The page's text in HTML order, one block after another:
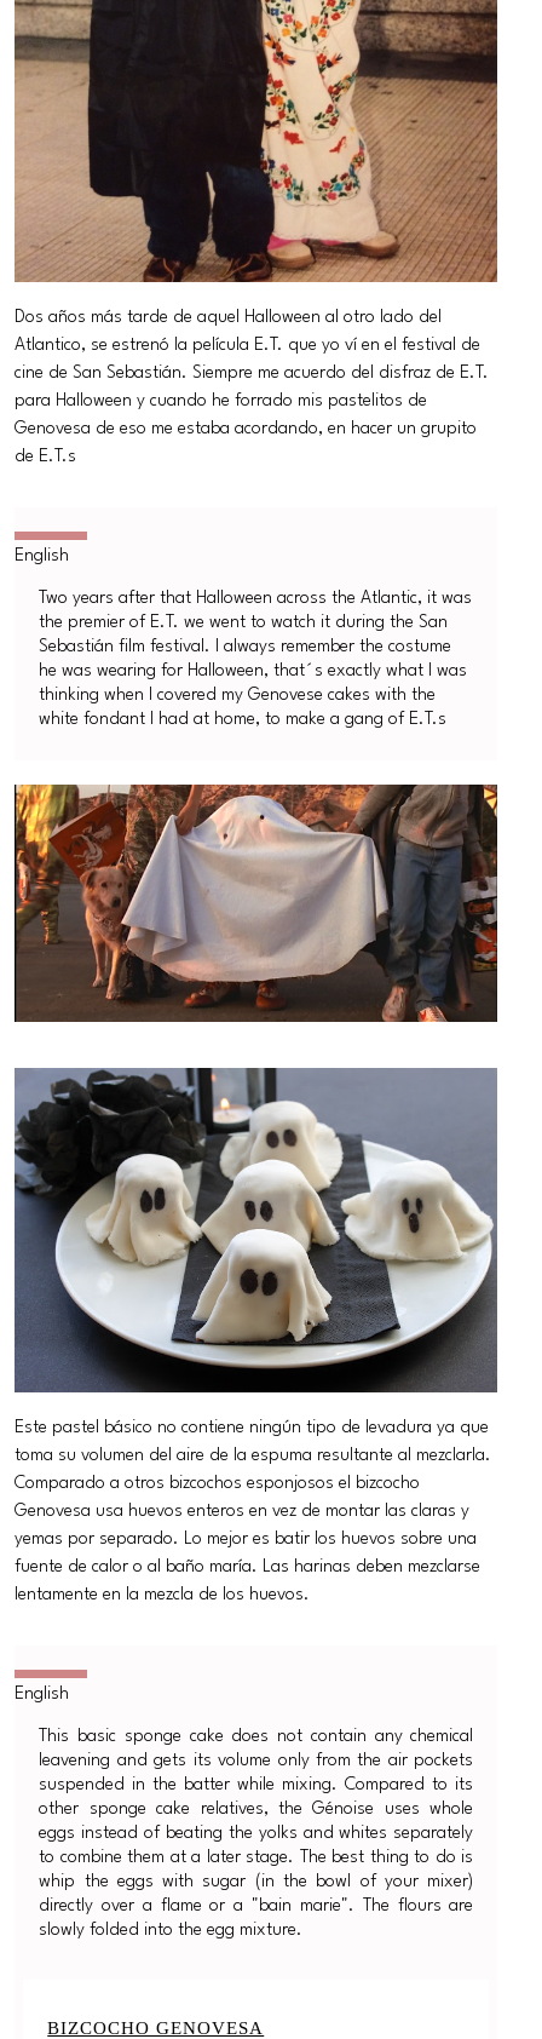
Dos años más tarde de aquel Halloween al otro lado del
Atlantico, se estrenó la película E.T. que yo ví en el festival de
cine de San Sebastián. Siempre me acuerdo del disfraz de E.T.
para Halloween y cuando he forrado mis pastelitos de
Genovesa de eso me estaba acordando, en hacer un grupito
de E.T.s
Two years after that Halloween across the Atlantic, it was
the premier of E.T. we went to watch it during the San
Sebastián film festival. I always remember the costume
he was wearing for Halloween, that´s exactly what I was
thinking when I covered my Genovese cakes with the
white fondant I had at home, to make a gang of E.T.s
Este pastel básico no contiene ningún tipo de levadura ya que
toma su volumen del aire de la espuma resultante al mezclarla.
Comparado a otros bizcochos esponjosos el bizcocho
Genovesa usa huevos enteros en vez de montar las claras y
yemas por separado. Lo mejor es batir los huevos sobre una
fuente de calor o al baño maría. Las harinas deben mezclarse
lentamente en la mezcla de los huevos.
This basic sponge cake does not contain any chemical
leavening and gets its volume only from the air pockets
suspended in the batter while mixing. Compared to its
other sponge cake relatives, the Génoise uses whole
eggs instead of beating the yolks and whites separately
to combine them at a later stage. The best thing to do is
whip the eggs with sugar (in the bowl of your mixer)
directly over a flame or a "bain marie". The flours are
slowly folded into the egg mixture.
BIZCOCHO GENOVESA